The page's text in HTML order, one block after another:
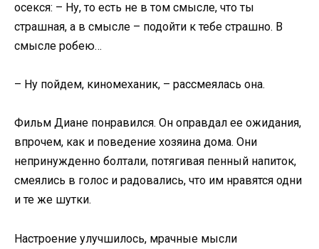
осекся: – Ну, то есть не в том смысле, что ты
страшная, а в смысле – подойти к тебе страшно. В
смысле робею…
– Ну пойдем, киномеханик, – рассмеялась она.
Фильм Диане понравился. Он оправдал ее ожидания,
впрочем, как и поведение хозяина дома. Они
непринужденно болтали, потягивая пенный напиток,
смеялись в голос и радовались, что им нравятся одни
и те же шутки.
Настроение улучшилось, мрачные мысли